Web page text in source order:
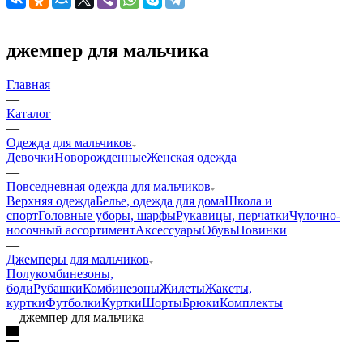
джемпер для мальчика
Главная
—
Каталог
—
Одежда для мальчиков
ДевочкиНоворожденныеЖенская одежда
—
Повседневная одежда для мальчиков
Верхняя одеждаБелье, одежда для домаШкола и
спортГоловные уборы, шарфыРукавицы, перчаткиЧулочно-
носочный ассортиментАксессуарыОбувьНовинки
—
Джемперы для мальчиков
Полукомбинезоны,
бодиРубашкиКомбинезоныЖилетыЖакеты,
курткиФутболкиКурткиШортыБрюкиКомплекты
—джемпер для мальчика